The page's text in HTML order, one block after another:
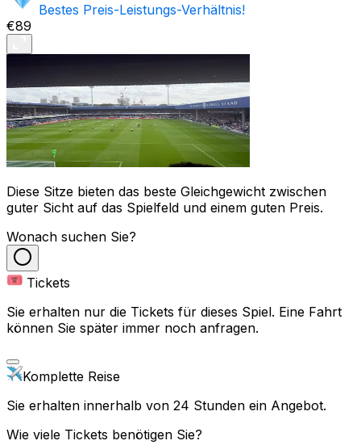
Bestes Preis-Leistungs-Verhältnis!
€89
Diese Sitze bieten das beste Gleichgewicht zwischen
guter Sicht auf das Spielfeld und einem guten Preis.
Wonach suchen Sie?
Tickets
Sie erhalten nur die Tickets für dieses Spiel. Eine Fahrt
können Sie später immer noch anfragen.
Komplette Reise
Sie erhalten innerhalb von 24 Stunden ein Angebot.
Wie viele Tickets benötigen Sie?